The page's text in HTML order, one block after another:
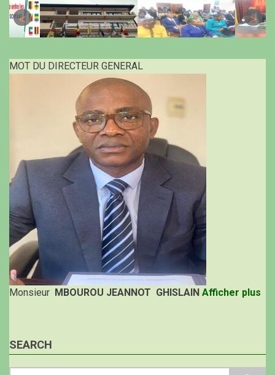
MOT DU DIRECTEUR GENERAL
Monsieur MBOUROU JEANNOT GHISLAIN Afficher plus
SEARCH